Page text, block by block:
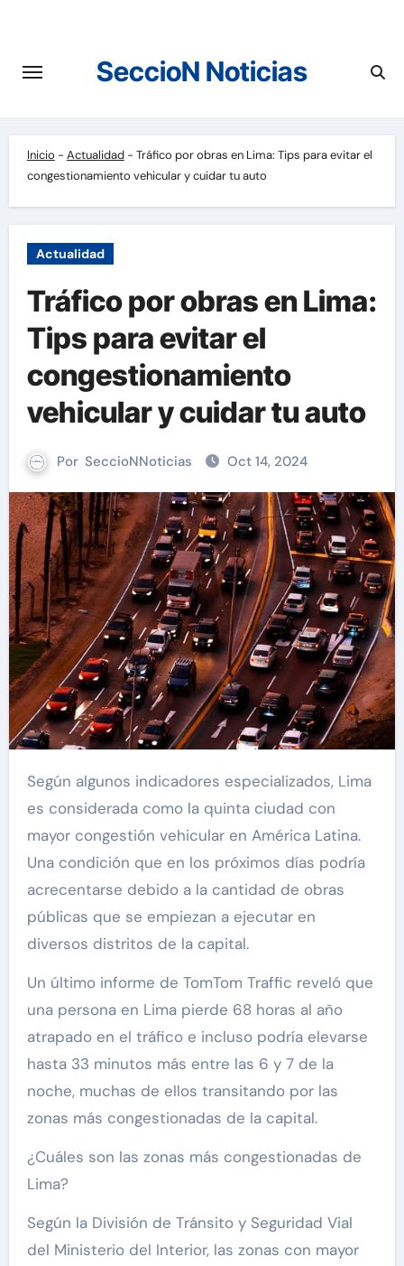
contenido
SeccioN Noticias
Inicio - Actualidad- Tráfico por obras en Lima: Tips para evitar el
congestionamiento vehicular y cuidar tu auto
Actualidad
Tráfico por obras en Lima:
Tips para evitar el
congestionamiento
vehicular y cuidar tu auto
Por SeccioNNoticias Oct 14, 2024
Según algunos indicadores especializados, Lima
es considerada como la quinta ciudad con
mayor congestión vehicular en América Latina.
Una condición que en los próximos días podría
acrecentarse debido a la cantidad de obras
públicas que se empiezan a ejecutar en
diversos distritos de la capital.
Un último informe de TomTom Traffic reveló que
una persona en Lima pierde 68 horas al año
atrapado en el tráfico e incluso podría elevarse
hasta 33 minutos más entre las 6 y 7 de la
noche, muchas de ellos transitando por las
zonas más congestionadas de la capital.
¿Cuáles son las zonas más congestionadas de
Lima?
Según la División de Tránsito y Seguridad Vial
del Ministerio del Interior, las zonas con mayor